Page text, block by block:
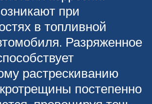
при
в топливной
Разряженное
растрескиванию
постепенно